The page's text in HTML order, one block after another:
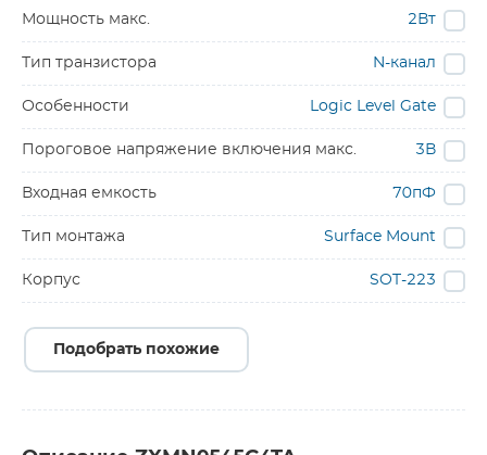
Мощность макс. 2Вт
Тип транзистора N-канал
Особенности Logic Level Gate
Пороговое напряжение включения макс. 3В
Входная емкость 70пФ
Тип монтажа Surface Mount
Корпус SOT-223
Подобрать похожие